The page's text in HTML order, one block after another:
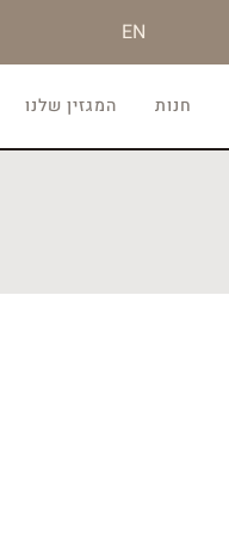
EN
חנות המגזין שלנו